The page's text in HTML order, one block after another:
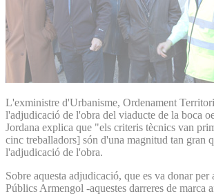
L'exministre d'Urbanisme, Ordenament
l'adjudicació de l'obra del viaducte de la boca
Jordana explica que "els criteris tècnics van
cinc treballadors] són d'una magnitud tan gran
l'adjudicació de l'obra.
Sobre aquesta adjudicació, que es va donar
Públics Armengol -aquestes darreres de marca